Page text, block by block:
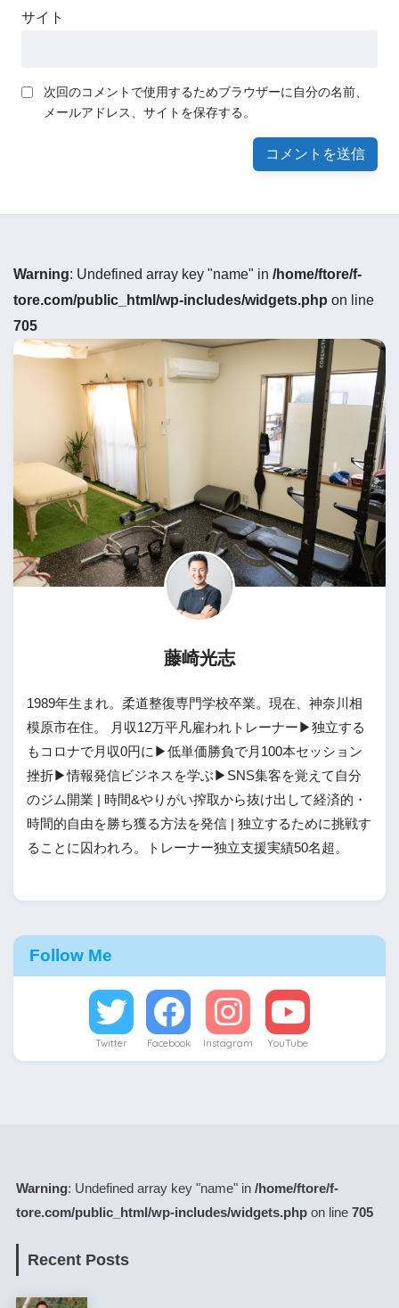
サイト
次回のコメントで使用するためブラウザーに自分の名前、
メールアドレス、サイトを保存する。
Warning: Undefined array key "name" in /home/ftore/f-
tore.com/public_html/wp-includes/widgets.php on line
705
藤崎光志
1989年生まれ。柔道整復専門学校卒業。現在、神奈川相
模原市在住。 月収12万平凡雇われトレーナー▶独立する
もコロナで月収0円に▶低単価勝負で月100本セッション
挫折▶情報発信ビジネスを学ぶ▶SNS集客を覚えて自分
のジム開業 | 時間&やりがい搾取から抜け出して経済的・
時間的自由を勝ち獲る方法を発信 | 独立するために挑戦す
ることに囚われろ。トレーナー独立支援実績50名超。
Follow Me
Twitter Facebook Instagram YouTube
Warning: Undefined array key "name" in /home/ftore/f-
tore.com/public_html/wp-includes/widgets.phpon line 705
Recent Posts